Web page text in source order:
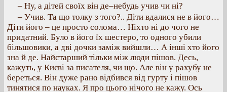
– Ну, а дітей своїх він де–небудь учив чи ні?
– Учив. Та що толку з того?.. Діти вдалися не в його…
Діти його – це просто солома… Ніхто ні до чого не
придатний. Було в його їх шестеро, то одного убили
більшовики, а дві дочки заміж вийшли… А інші хто його
зна й де. Найстарший тільки між люди пішов. Десь,
кажуть, у Києві за писателя, чи що. Але він у рахубу не
береться. Він дуже рано відбився від гурту і пішов
тинятися по науках. Я про цього нічого не кажу. Ось